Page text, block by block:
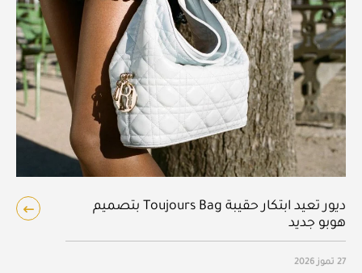
ديور تعيد ابتكار حقيبة Toujours Bag بتصميم
هوبو جديد
27 تموز 2026